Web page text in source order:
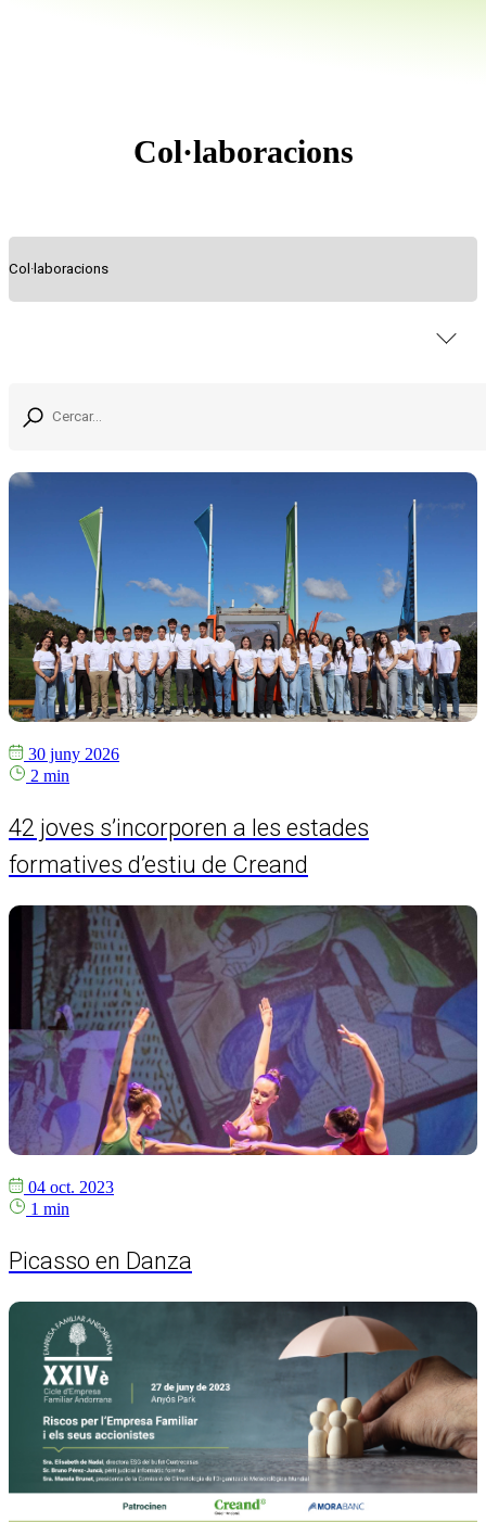
Col·laboracions
30 juny 2026
2 min
42 joves s’incorporen a les estades
formatives d’estiu de Creand
04 oct. 2023
1 min
Picasso en Danza